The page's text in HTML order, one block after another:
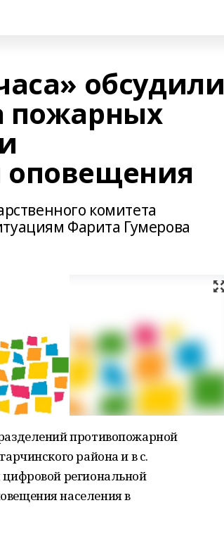
обсудили
пожарных
оповещения
комитета
Фарита Гумерова
противопожарной
района и в с.
региональной
населения в